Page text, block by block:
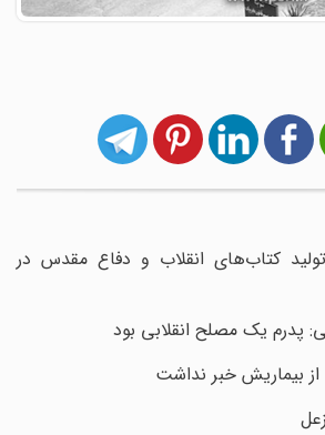
کتاب‌های انقلاب و دفاع مقدس در
یک مصلح انقلابی بود
بیماریش خبر نداشت